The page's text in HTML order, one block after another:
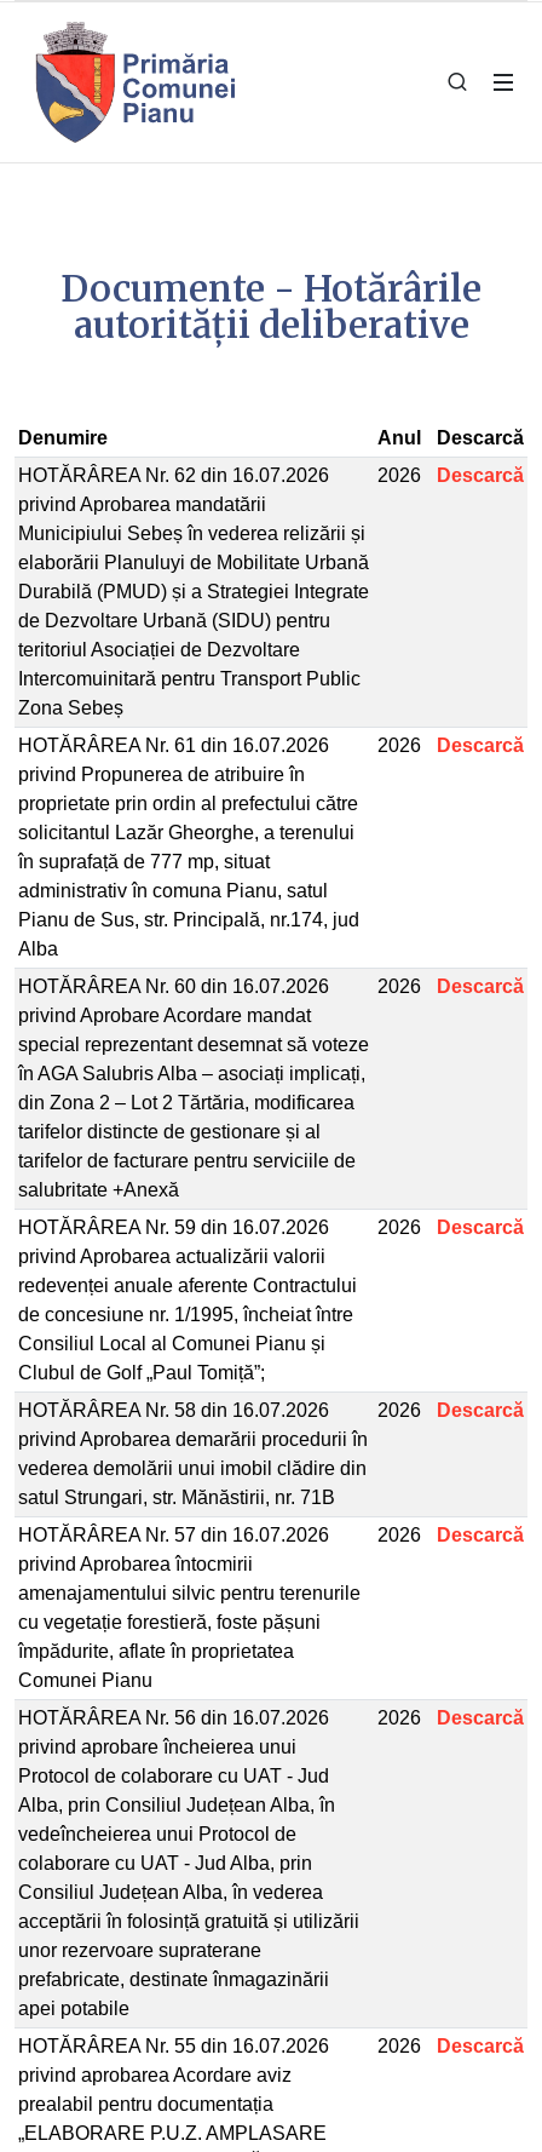
Documente - Hotărârile
autorității deliberative
Denumire Anul
Descarcă
HOTĂRÂREA Nr. 62 din 16.07.2026
privind Aprobarea mandatării
Municipiului Sebeș în vederea relizării și
elaborării Planuluyi de Mobilitate Urbană
Durabilă (PMUD) și a Strategiei Integrate
de Dezvoltare Urbană (SIDU) pentru
teritoriul Asociației de Dezvoltare
Intercomuinitară pentru Transport Public
Zona Sebeș
2026 Descarcă
HOTĂRÂREA Nr. 61 din 16.07.2026
privind Propunerea de atribuire în
proprietate prin ordin al prefectului către
solicitantul Lazăr Gheorghe, a terenului
în suprafață de 777 mp, situat
administrativ în comuna Pianu, satul
Pianu de Sus, str. Principală, nr.174, jud
Alba
2026 Descarcă
HOTĂRÂREA Nr. 60 din 16.07.2026
privind Aprobare Acordare mandat
special reprezentant desemnat să voteze
în AGA Salubris Alba – asociați implicați,
din Zona 2 – Lot 2 Tărtăria, modificarea
tarifelor distincte de gestionare și al
tarifelor de facturare pentru serviciile de
salubritate +Anexă
2026 Descarcă
HOTĂRÂREA Nr. 59 din 16.07.2026
privind Aprobarea actualizării valorii
redevenței anuale aferente Contractului
de concesiune nr. 1/1995, încheiat între
Consiliul Local al Comunei Pianu și
Clubul de Golf „Paul Tomiță”;
2026 Descarcă
HOTĂRÂREA Nr. 58 din 16.07.2026
privind Aprobarea demarării procedurii în
vederea demolării unui imobil clădire din
satul Strungari, str. Mănăstirii, nr. 71B
2026 Descarcă
HOTĂRÂREA Nr. 57 din 16.07.2026
privind Aprobarea întocmirii
amenajamentului silvic pentru terenurile
cu vegetație forestieră, foste pășuni
împădurite, aflate în proprietatea
Comunei Pianu
2026 Descarcă
HOTĂRÂREA Nr. 56 din 16.07.2026
privind aprobare încheierea unui
Protocol de colaborare cu UAT - Jud
Alba, prin Consiliul Județean Alba, în
vedeîncheierea unui Protocol de
colaborare cu UAT - Jud Alba, prin
Consiliul Județean Alba, în vederea
acceptării în folosință gratuită și utilizării
unor rezervoare supraterane
prefabricate, destinate înmagazinării
apei potabile
2026 Descarcă
HOTĂRÂREA Nr. 55 din 16.07.2026
privind aprobarea Acordare aviz
prealabil pentru documentația
„ELABORARE P.U.Z. AMPLASARE
2026 Descarcă